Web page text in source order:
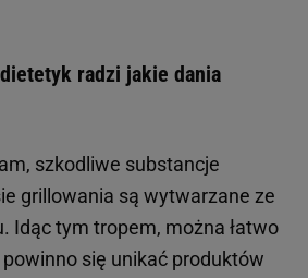
radzi jakie dania
szkodliwe substancje
grillowania są wytwarzane ze
Idąc tym tropem, można łatwo
się unikać produktów